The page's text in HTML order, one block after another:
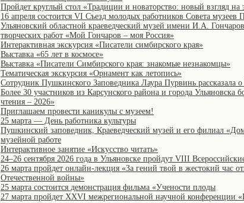
Пройдет круглый стол «Традиции и новаторство: новый взгляд на
16 апреля состоится VI Съезд молодых работников Совета
Ульяновский областной краеведческий музей имени И.А.
творческих работ «Мой Гончаров – моя Россия»
Интерактивная экскурсия «Писатели симбирского края»
Выставка «65 лет в космосе»
Выставка «Писатели Симбирского края: знакомые незнакомцы»
Тематическая экскурсия «Орнамент как летопись»
Сотрудник Пушкинского Заповедника Лаура Пурвинь
Более 30 участников из Карсунского района и города Ульяновска
чтения – 2026»
Приглашаем провести каникулы с музеем!
25 марта — День работника культуры
Пушкинский заповедник, Краеведческий музей и его филиал
музейной работе
Интерактивное занятие «Искусство читать»
24–26 сентября 2026 года в Ульяновске пройдут VIII
26 марта пройдет онлайн-лекция «За гений твой в жестокий
Отечественной войны»
25 марта состоится демонстрация фильма «Учености плоды
27 марта пройдет XXVI межрегиональной научной конференции